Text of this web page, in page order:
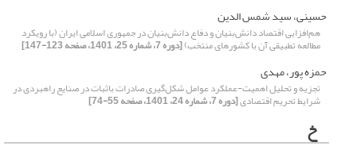
حسینی، سید شمس الدین
هم‌افزایی اقتصاد دانش‌بنیان و دفاع دانش‌بنیان در جمهوری اسلامی ایران (با رویکرد
مطالعه تطبیقی آن با کشورهای منتخب)[دوره 7، شماره 25، 1401، صفحه 123-147]
حمزه پور، مهدی
تجزیه و تحلیل اهمیت-عملکرد عوامل شکل‌گیری صادرات باثبات در صنایع راهبردی در
شرایط تحریم اقتصادی[دوره 7، شماره 24، 1401، صفحه 55-74]
خ